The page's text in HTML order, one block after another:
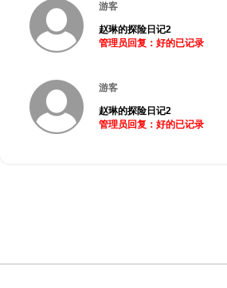
游客
赵琳的探险日记2
管理员回复：好的已记录
游客
赵琳的探险日记2
管理员回复：好的已记录